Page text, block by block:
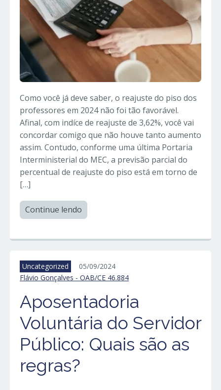
Como você já deve saber, o reajuste do piso dos
professores em 2024 não foi tão favorável.
Afinal, com indíce de reajuste de 3,62%, você vai
concordar comigo que não houve tanto aumento
assim. Contudo, conforme uma última Portaria
Interministerial do MEC, a previsão parcial do
percentual de reajuste do piso está em torno de
[…]
Continue lendo
Uncategorized
05/09/2024
Flávio Gonçalves - OAB/CE 46.884
Aposentadoria
Voluntária do Servidor
Público: Quais são as
regras?